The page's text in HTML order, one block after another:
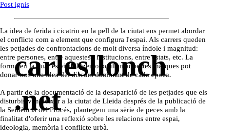
carlesllonch
.net
Post ignis
La idea de ferida i cicatriu en la pell de la ciutat ens permet abordar
el conflicte com a element que configura l'espai. Als carrers queden
les petjades de confrontacions de molt diversa índole i magnitud:
entre persones, entre aquestes i institucions, entre estats, etc. La
forma en la qual es visibilitzen o oculten aquestes marques pot
donar-nos una idea del discurs dominant de cada època.
A partir de la documentació de la desaparició de les petjades que els
disturbis van deixar a la ciutat de Lleida després de la publicació de
la Sentència del Procés, plantegem una sèrie de peces amb la
finalitat d'oferir una reflexió sobre les relacions entre espai,
ideologia, memòria i conflicte urbà.